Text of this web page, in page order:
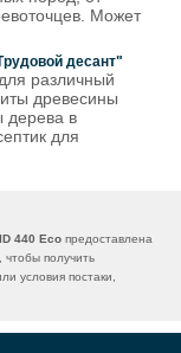
Может
десант"
различный
древесины
дерева в
для
440 Eco предоставлена
получить
условия постаки,